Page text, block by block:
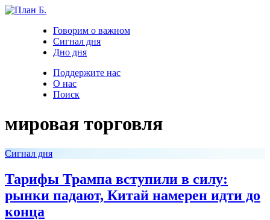
Говорим о важном
Сигнал дня
Дно дня
Поддержите нас
О нас
Поиск
мировая торговля
Сигнал дня
Тарифы Трампа вступили в силу:
рынки падают, Китай намерен идти до
конца